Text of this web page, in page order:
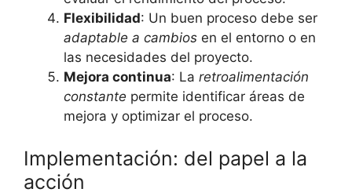
Flexibilidad: Un buen proceso debe ser
adaptable a cambios en el entorno o en
las necesidades del proyecto.
Mejora continua: La retroalimentación
constante permite identificar áreas de
mejora y optimizar el proceso.
Implementación: del papel a la
acción